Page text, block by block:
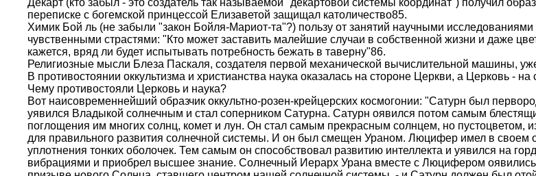
Декарт (кто забыл - это создатель так называемой "декартовой системы координат") получил
переписке с богемской принцессой Елизаветой защищал католичество85.
Химик Бой ль (не забыли "закон Бойля-Мариот-та"?) пользу от занятий научными
чувственными страстями: "Кто может заставить малейшие случаи в собственной жизни и даже
кажется, вряд ли будет испытывать потребность бежать в таверну"86.
Религиозные мысли Блеза Паскаля, создателя первой механической вычислительной машины,
В противостоянии оккультизма и христианства наука оказалась на стороне Церкви, а Церковь - на
Чему противостояли Церковь и наука?
Вот наисовременнейший образчик оккультно-розен-крейцерских космогонии: "Сатурн был
уявился Владыкой солнечным и стал соперником Сатурна. Сатурн оявился потом самым
поглощения им многих солнц, комет и лун. Он стал самым прекрасным солнцем, но пустоцветом,
для правильного развития солнечной системы. И он был смещен Ураном. Люцифер имел в своем
уплотнения тонких оболочек. Тем самым он способствовал развитию интеллекта и уявился на
вибрациями и приобрел высшее знание. Солнечный Иерарх Урана вместе с Люцифером